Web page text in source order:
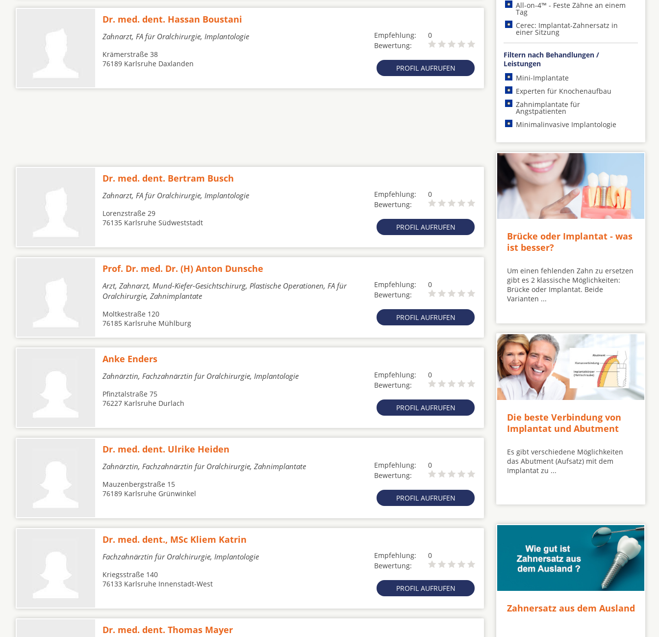
Dr. med. dent. Hassan Boustani
Zahnarzt, FA für Oralchirurgie, Implantologie Empfehlung:
0
Bewertung:
PROFIL AUFRUFEN
Krämerstraße 38
76189 Karlsruhe Daxlanden
Dr. med. dent. Bertram Busch
Zahnarzt, FA für Oralchirurgie, Implantologie Empfehlung:
0
Bewertung:
PROFIL AUFRUFEN
Lorenzstraße 29
76135 Karlsruhe Südweststadt
Prof. Dr. med. Dr. (H) Anton Dunsche
Arzt, Zahnarzt, Mund-Kiefer-Gesichtschirurg, Plastische Operationen, FA für
Oralchirurgie, Zahnimplantate
Empfehlung:
0
Bewertung:
PROFIL AUFRUFEN
Moltkestraße 120
76185 Karlsruhe Mühlburg
Anke Enders
Zahnärztin, Fachzahnärztin für Oralchirurgie, Implantologie Empfehlung:
0
Bewertung:
PROFIL AUFRUFEN
Pfinztalstraße 75
76227 Karlsruhe Durlach
Dr. med. dent. Ulrike Heiden
Zahnärztin, Fachzahnärztin für Oralchirurgie, Zahnimplantate Empfehlung:
0
Bewertung:
PROFIL AUFRUFEN
Mauzenbergstraße 15
76189 Karlsruhe Grünwinkel
Dr. med. dent., MSc Kliem Katrin
Fachzahnärztin für Oralchirurgie, Implantologie Empfehlung:
0
Bewertung:
PROFIL AUFRUFEN
Kriegsstraße 140
76133 Karlsruhe Innenstadt-West
Dr. med. dent. Thomas Mayer
All-on-4™ - Feste Zähne an einem
Tag
Cerec: Implantat-Zahnersatz in
einer Sitzung
Filtern nach Behandlungen /
Leistungen
Mini-Implantate
Experten für Knochenaufbau
Zahnimplantate für
Angstpatienten
Minimalinvasive Implantologie
Brücke oder Implantat - was
ist besser?
Um einen fehlenden Zahn zu ersetzen
gibt es 2 klassische Möglichkeiten:
Brücke oder Implantat. Beide
Varianten ...
Die beste Verbindung von
Implantat und Abutment
Es gibt verschiedene Möglichkeiten
das Abutment (Aufsatz) mit dem
Implantat zu ...
Zahnersatz aus dem Ausland